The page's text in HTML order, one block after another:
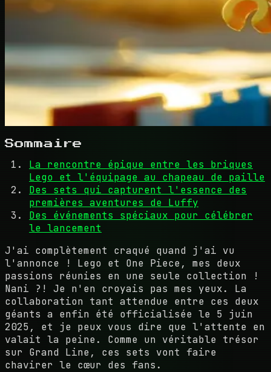
Sommaire
La rencontre épique entre les briques
Lego et l'équipage au chapeau de paille
Des sets qui capturent l'essence des
premières aventures de Luffy
Des événements spéciaux pour célébrer
le lancement
J'ai complètement craqué quand j'ai vu
l'annonce ! Lego et One Piece, mes deux
passions réunies en une seule collection !
Nani ?! Je n'en croyais pas mes yeux. La
collaboration tant attendue entre ces deux
géants a enfin été officialisée le 5 juin
2025, et je peux vous dire que l'attente en
valait la peine. Comme un véritable trésor
sur Grand Line, ces sets vont faire
chavirer le cœur des fans.